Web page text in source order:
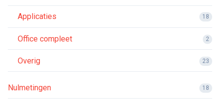
Applicaties 18
Office compleet 2
Overig 23
Nulmetingen 18